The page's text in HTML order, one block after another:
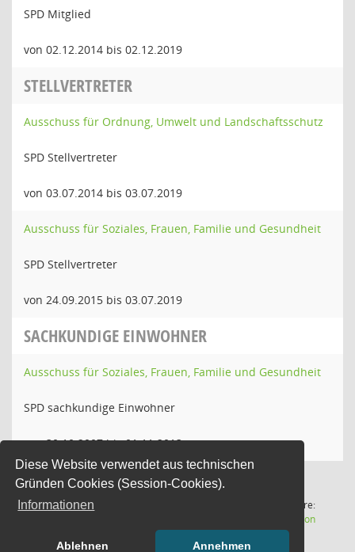
Diese Website verwendet aus technischen
Gründen Cookies (Session-Cookies).
Informationen
Ablehnen Annehmen
SPD Mitglied
von 02.12.2014 bis 02.12.2019
STELLVERTRETER
Ausschuss für Ordnung, Umwelt und Landschaftsschutz
SPD Stellvertreter
von 03.07.2014 bis 03.07.2019
Ausschuss für Soziales, Frauen, Familie und Gesundheit
SPD Stellvertreter
von 24.09.2015 bis 03.07.2019
SACHKUNDIGE EINWOHNER
Ausschuss für Soziales, Frauen, Familie und Gesundheit
SPD sachkundige Einwohner
von 30.10.2007 bis 01.11.2013
8 Sätze
Software:
Session(Wird in